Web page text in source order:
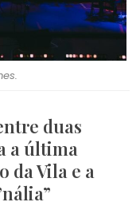
duas
a última
da Vila e a